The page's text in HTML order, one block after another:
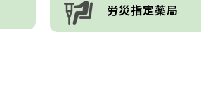
労災指定薬局